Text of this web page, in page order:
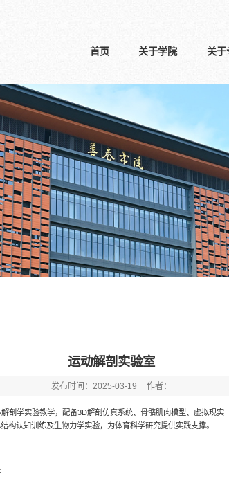
首页 关于学院 关于
运动解剖实验室
发布时间：2025-03-19 作者：
剖学实验教学，配备3D解剖仿真系统、骨骼肌肉模型、虚拟现实
构认知训练及生物力学实验，为体育科学研究提供实践支撑。